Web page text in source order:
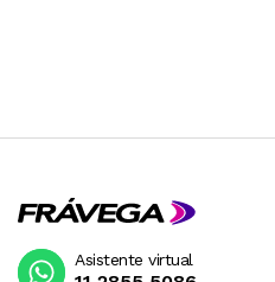
Asistente virtual